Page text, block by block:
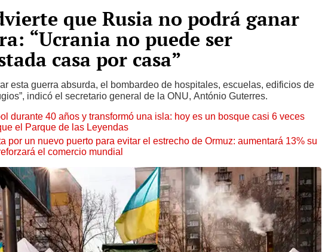
que Rusia no podrá ganar
“Ucrania no puede ser
casa por casa”
esta guerra absurda, el bombardeo de hospitales, escuelas, edificios de
indicó el secretario general de la ONU, António Guterres.
durante 40 años y transformó una isla: hoy es un bosque casi 6 veces
el Parque de las Leyendas
por un nuevo puerto para evitar el estrecho de Ormuz: aumentará 13% su
el comercio mundial